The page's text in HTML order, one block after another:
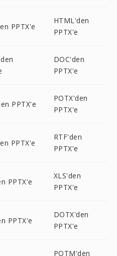
PPTX'e
HTML'den
PPTX'e
DOC'den
PPTX'e
PPTX'e
POTX'den
PPTX'e
PPTX'e
RTF'den
PPTX'e
PPTX'e
XLS'den
PPTX'e
PPTX'e
DOTX'den
PPTX'e
POTM'den